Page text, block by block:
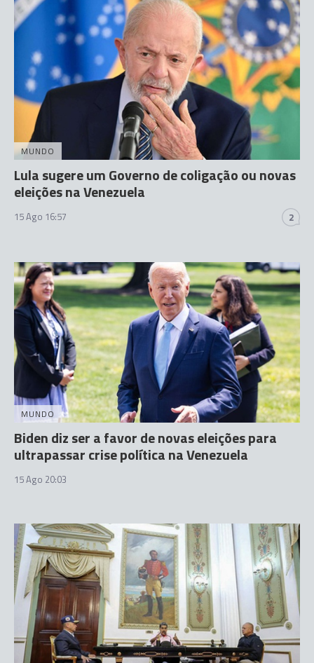
MUNDO
Lula sugere um Governo de coligação ou novas
eleições na Venezuela
15 Ago 16:57 2
MUNDO
Biden diz ser a favor de novas eleições para
ultrapassar crise política na Venezuela
15 Ago 20:03